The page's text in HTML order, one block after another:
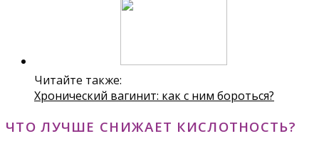
Читайте также:
Хронический вагинит: как с ним бороться?
ЧТО ЛУЧШЕ СНИЖАЕТ КИСЛОТНОСТЬ?